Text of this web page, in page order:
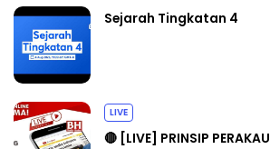
Sejarah Tingkatan 4
LIVE
🔴 [LIVE] PRINSIP